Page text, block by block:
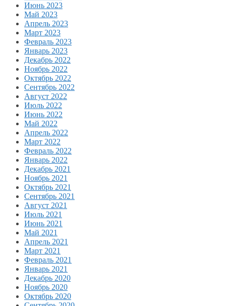
Июнь 2023
Май 2023
Апрель 2023
Март 2023
Февраль 2023
Январь 2023
Декабрь 2022
Ноябрь 2022
Октябрь 2022
Сентябрь 2022
Август 2022
Июль 2022
Июнь 2022
Май 2022
Апрель 2022
Март 2022
Февраль 2022
Январь 2022
Декабрь 2021
Ноябрь 2021
Октябрь 2021
Сентябрь 2021
Август 2021
Июль 2021
Июнь 2021
Май 2021
Апрель 2021
Март 2021
Февраль 2021
Январь 2021
Декабрь 2020
Ноябрь 2020
Октябрь 2020